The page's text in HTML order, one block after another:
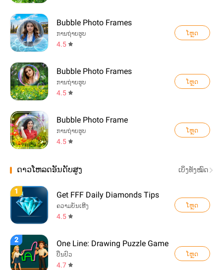
Bubble Photo Frames
ການຖ່າຍຮູບ
4.5
ໂຫຼດ
Bubble Photo Frames
ການຖ່າຍຮູບ
4.5
ໂຫຼດ
Bubble Photo Frame
ການຖ່າຍຮູບ
4.5
ໂຫຼດ
ດາວໂຫລດອັນດັບສູງ ເບິ່ງທັງໝົດ
1 Get FFF Daily Diamonds Tips
ຄວາມບັນເທີງ
4.5
ໂຫຼດ
2 One Line: Drawing Puzzle Game
ປິ່ນປົວ
4.7
ໂຫຼດ